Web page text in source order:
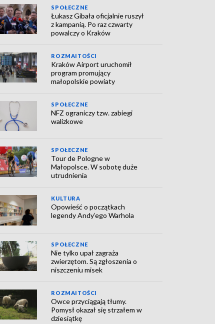
SPOŁECZNE
Łukasz Gibała oficjalnie ruszył
z kampanią. Po raz czwarty
powalczy o Kraków
ROZMAITOŚCI
Kraków Airport uruchomił
program promujący
małopolskie powiaty
SPOŁECZNE
NFZ ograniczy tzw. zabiegi
walizkowe
SPOŁECZNE
Tour de Pologne w
Małopolsce. W sobotę duże
utrudnienia
KULTURA
Opowieść o początkach
legendy Andy’ego Warhola
SPOŁECZNE
Nie tylko upał zagraża
zwierzętom. Są zgłoszenia o
niszczeniu misek
ROZMAITOŚCI
Owce przyciągają tłumy.
Pomysł okazał się strzałem w
dziesiątkę